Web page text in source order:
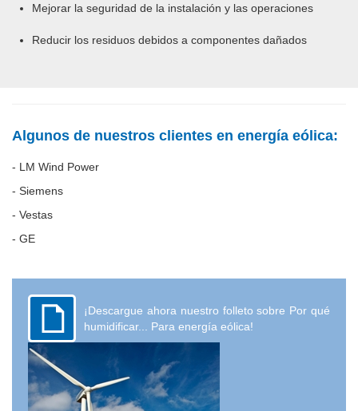
Mejorar la seguridad de la instalación y las operaciones
Reducir los residuos debidos a componentes dañados
Algunos de nuestros clientes en energía eólica:
- LM Wind Power
- Siemens
- Vestas
- GE
¡Descargue ahora nuestro folleto sobre Por qué
humidificar... Para energía eólica!